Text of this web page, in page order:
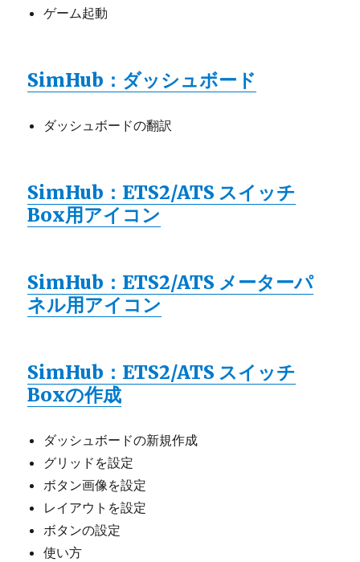
ゲーム起動
SimHub：ダッシュボード
ダッシュボードの翻訳
SimHub：ETS2/ATS スイッチ
Box用アイコン
SimHub：ETS2/ATS メーターパ
ネル用アイコン
SimHub：ETS2/ATS スイッチ
Boxの作成
ダッシュボードの新規作成
グリッドを設定
ボタン画像を設定
レイアウトを設定
ボタンの設定
使い方